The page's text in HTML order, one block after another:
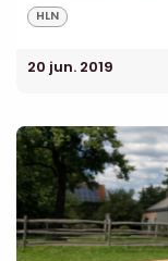
HLN
20 jun. 2019